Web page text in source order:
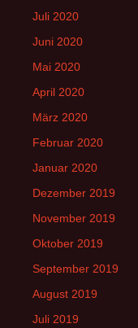
Juli 2020
Juni 2020
Mai 2020
April 2020
März 2020
Februar 2020
Januar 2020
Dezember 2019
November 2019
Oktober 2019
September 2019
August 2019
Juli 2019